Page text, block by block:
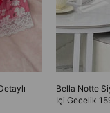
Bella Notte
İçi Gecelik